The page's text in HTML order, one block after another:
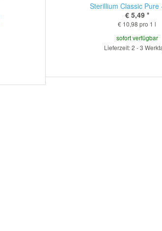
Sterillium Classic Pure
€ 5,49 *
€ 10,98 pro 1 l
sofort verfügbar
Lieferzeit: 2 - 3